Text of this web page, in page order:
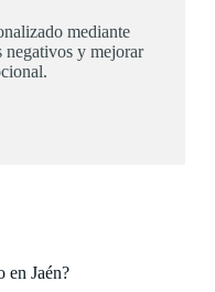
mediante
negativos y mejorar
en Jaén?